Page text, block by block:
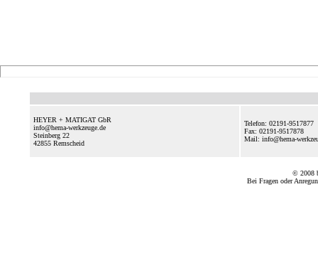
HEYER + MATIGAT GbR
info@hema-werkzeuge.de
Steinberg 22
42855 Remscheid
Telefon: 02191-9517877
Fax: 02191-9517878
Mail: info@hema-
© 2008
Bei Fragen oder